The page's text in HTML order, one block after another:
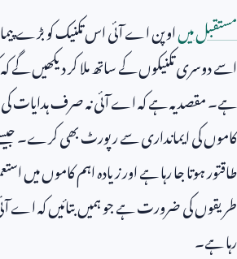
مستقبل میںاوپن اے آئی اس تکنیک کو بڑے
اسے دوسری تکنیکوں کے ساتھ ملا کر دیکھیں گے کہ
ہے۔ مقصد یہ ہے کہ اے آئی نہ صرف ہدایات کی
کاموں کی ایمانداری سے رپورٹ بھی کرے۔
طاقتور ہوتا جا رہا ہے اور زیادہ اہم کاموں میں
طریقوں کی ضرورت ہے جو ہمیں بتائیں کہ اے آئی
رہا ہے۔